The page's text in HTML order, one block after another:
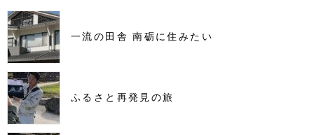
一流の田舎 南砺に住みたい
ふるさと再発見の旅